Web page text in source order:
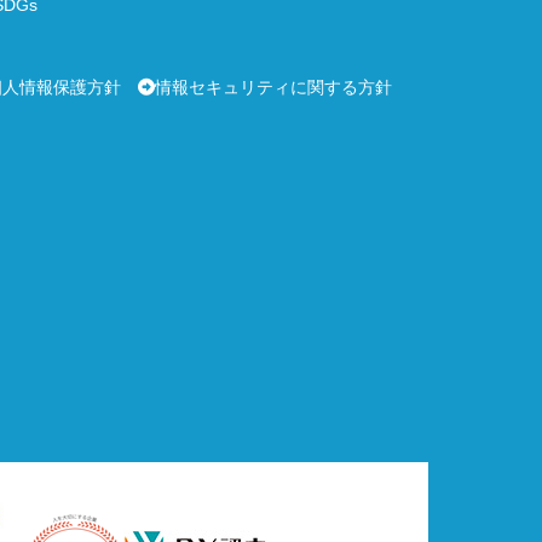
情報保護方針 情報セキュリティに関する方針